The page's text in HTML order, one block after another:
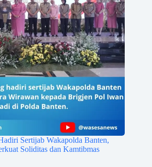
Sertijab Wakapolda Banten,
Soliditas dan Kamtibmas